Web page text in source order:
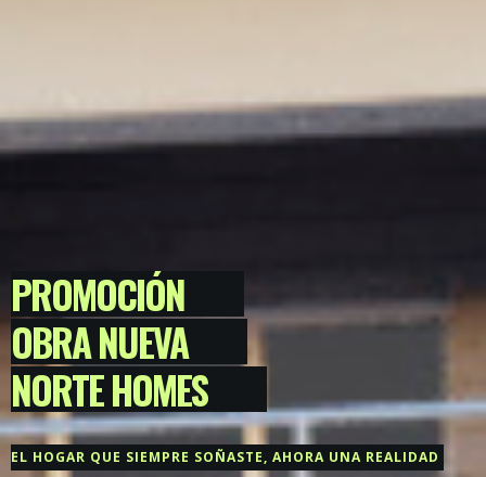
PROMOCIÓN
OBRA NUEVA
NORTE HOMES
EL HOGAR QUE SIEMPRE SOÑASTE, AHORA UNA REALIDAD